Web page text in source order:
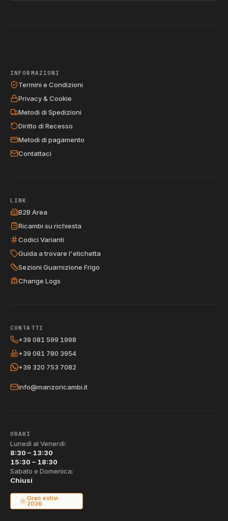
INFORMAZIONI
Termini e Condizioni
Privacy & Cookie
Metodi di Spedizioni
Diritto di Recesso
Metodi di pagamento
Contattaci
LINK
B2B Area
Ricambi su richiesta
Codici Varianti
Guida a trovare l'etichetta
Sezioni Guarnizione Frigo
Change Logs
CONTATTI
+39 081 599 1998
+39 081 780 3954
+39 320 753 7082
info@manzoricambi.it
ORARI
Lunedì al Venerdì:
8:30 – 13:30
15:30 – 18:30
Sabato e Domenica:
Chiusi
Orari estivi
2026